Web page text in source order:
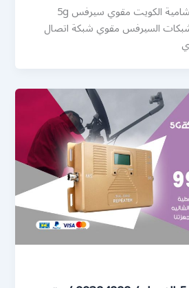
رقم مقوي شبكة 5g الشامية الكويت مقوي سيرفس 5g
السيرفس مقوي شبكة اتصال